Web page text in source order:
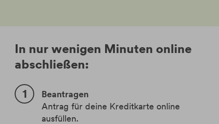
In nur wenigen Minuten online
abschließen:
Beantragen
Antrag für deine Kreditkarte online
ausfüllen.